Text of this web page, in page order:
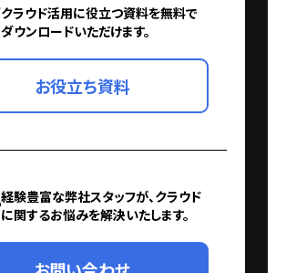
クラウド活用に役立つ資料を無料で
ダウンロードいただけます。
お役立ち資料
経験豊富な弊社スタッフが、クラウド
に関するお悩みを解決いたします。